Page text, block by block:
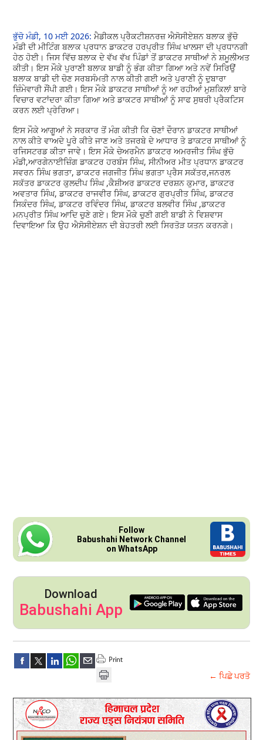
ਭੁੱਚੋ ਮੰਡੀ, 10 ਮਈ 2026: ਮੈਡੀਕਲ ਪ੍ਰੈਕਟੀਸ਼ਨਰਜ਼ ਐਸੋਸੀਏਸ਼ਨ ਬਲਾਕ ਭੁੱਚੋ
ਮੰਡੀ ਦੀ ਮੀਟਿੰਗ ਬਲਾਕ ਪ੍ਰਧਾਨ ਡਾਕਟਰ ਹਰਪ੍ਰੀਤ ਸਿੰਘ ਖਾਲਸਾ ਦੀ ਪ੍ਰਧਾਨਗੀ
ਹੇਠ ਹੋਈ। ਜਿਸ ਵਿੱਚ ਬਲਾਕ ਦੇ ਵੱਖ ਵੱਖ ਪਿੰਡਾਂ ਤੋਂ ਡਾਕਟਰ ਸਾਥੀਆਂ ਨੇ ਸ਼ਮੂਲੀਅਤ
ਕੀਤੀ। ਇਸ ਮੌਕੇ ਪੁਰਾਣੀ ਬਲਾਕ ਬਾਡੀ ਨੂੰ ਭੰਗ ਕੀਤਾ ਗਿਆ ਅਤੇ ਨਵੇਂ ਸਿਰਿਉਂ
ਬਲਾਕ ਬਾਡੀ ਦੀ ਚੋਣ ਸਰਬਸੰਮਤੀ ਨਾਲ ਕੀਤੀ ਗਈ ਅਤੇ ਪੁਰਾਣੀ ਨੂੰ ਦੁਬਾਰਾ
ਜ਼ਿੰਮੇਵਾਰੀ ਸੌਂਪੀ ਗਈ। ਇਸ ਮੌਕੇ ਡਾਕਟਰ ਸਾਥੀਆਂ ਨੂੰ ਆ ਰਹੀਆਂ ਮੁਸ਼ਕਿਲਾਂ ਬਾਰੇ
ਵਿਚਾਰ ਵਟਾਂਦਰਾ ਕੀਤਾ ਗਿਆ ਅਤੇ ਡਾਕਟਰ ਸਾਥੀਆਂ ਨੂੰ ਸਾਫ ਸੁਥਰੀ ਪ੍ਰੈਕਟਿਸ
ਕਰਨ ਲਈ ਪ੍ਰੇਰਿਆ।
ਇਸ ਮੌਕੇ ਆਗੂਆਂ ਨੇ ਸਰਕਾਰ ਤੋਂ ਮੰਗ ਕੀਤੀ ਕਿ ਚੋਣਾਂ ਦੌਰਾਨ ਡਾਕਟਰ ਸਾਥੀਆਂ
ਨਾਲ ਕੀਤੇ ਵਾਅਦੇ ਪੂਰੇ ਕੀਤੇ ਜਾਣ ਅਤੇ ਤਜਰਬੇ ਦੇ ਆਧਾਰ ਤੇ ਡਾਕਟਰ ਸਾਥੀਆਂ ਨੂੰ
ਰਜਿਸਟਰਡ ਕੀਤਾ ਜਾਵੇ। ਇਸ ਮੌਕੇ ਚੇਅਰਮੈਨ ਡਾਕਟਰ ਅਮਰਜੀਤ ਸਿੰਘ ਭੁੱਚੋ
ਮੰਡੀ,ਆਰਗੇਨਾਈਜ਼ਿੰਗ ਡਾਕਟਰ ਹਰਬੰਸ ਸਿੰਘ, ਸੀਨੀਅਰ ਮੀਤ ਪ੍ਰਧਾਨ ਡਾਕਟਰ
ਸਵਰਨ ਸਿੰਘ ਭਗਤਾ, ਡਾਕਟਰ ਜਗਜੀਤ ਸਿੰਘ ਭਗਤਾ ਪ੍ਰੈਸ ਸਕੱਤਰ,ਜਨਰਲ
ਸਕੱਤਰ ਡਾਕਟਰ ਕੁਲਦੀਪ ਸਿੰਘ ,ਕੈਸ਼ੀਅਰ ਡਾਕਟਰ ਦਰਸ਼ਨ ਕੁਮਾਰ, ਡਾਕਟਰ
ਅਵਤਾਰ ਸਿੰਘ, ਡਾਕਟਰ ਰਾਜਵੀਰ ਸਿੰਘ, ਡਾਕਟਰ ਗੁਰਪ੍ਰੀਤ ਸਿੰਘ, ਡਾਕਟਰ
ਸਿਕੰਦਰ ਸਿੰਘ, ਡਾਕਟਰ ਰਵਿੰਦਰ ਸਿੰਘ, ਡਾਕਟਰ ਬਲਵੀਰ ਸਿੰਘ ,ਡਾਕਟਰ
ਮਨਪ੍ਰੀਤ ਸਿੰਘ ਆਦਿ ਚੁਣੇ ਗਏ। ਇਸ ਮੌਕੇ ਚੁਣੀ ਗਈ ਬਾਡੀ ਨੇ ਵਿਸ਼ਵਾਸ
ਦਿਵਾਇਆ ਕਿ ਉਹ ਐਸੋਸੀਏਸ਼ਨ ਦੀ ਬੇਹਤਰੀ ਲਈ ਸਿਰਤੋੜ ਯਤਨ ਕਰਨਗੇ।
Follow
Babushahi Network Channel
on WhatsApp
Download
Babushahi App
← ਪਿਛੇ ਪਰਤੋ